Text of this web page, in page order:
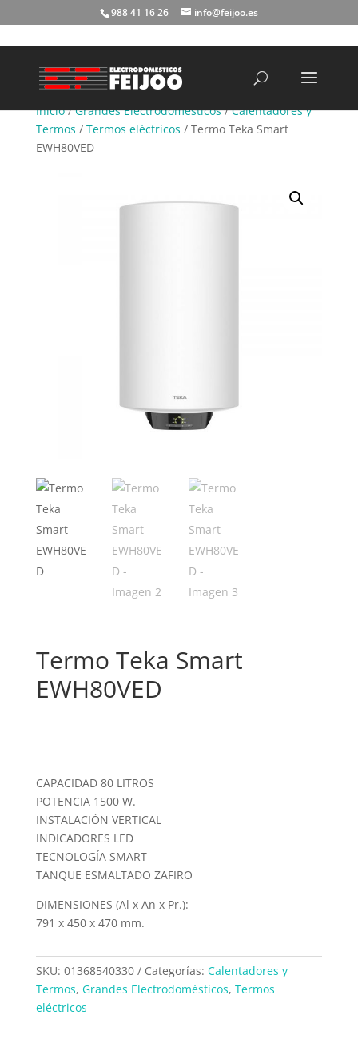
988 41 16 26 info@feijoo.es
Inicio/Grandes Electrodomésticos/Calentadores y
Termos / Termos eléctricos / Termo Teka Smart
EWH80VED
Termo Teka Smart
EWH80VED
CAPACIDAD 80 LITROS
POTENCIA 1500 W.
INSTALACIÓN VERTICAL
INDICADORES LED
TECNOLOGÍA SMART
TANQUE ESMALTADO ZAFIRO
DIMENSIONES (Al x An x Pr.):
791 x 450 x 470 mm.
SKU: 01368540330 Categorías: Calentadores y
Termos, Grandes Electrodomésticos, Termos
eléctricos